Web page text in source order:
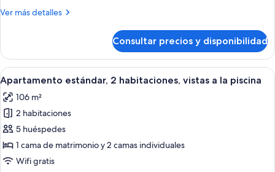
habitaciones
Ver más detalles
Más
estándar,
habitaciones
Consultar precios y disponibilidad
Abrir
todas
las
fotos
de
Apartamento
estándar,
Un hotel moderno con una cama
7
Apartamento estándar, 2 habitaciones, vistas a la piscina
106 m²
2 habitaciones
5 huéspedes
1 cama de matrimonio y 2 camas individuales
Wifi gratis